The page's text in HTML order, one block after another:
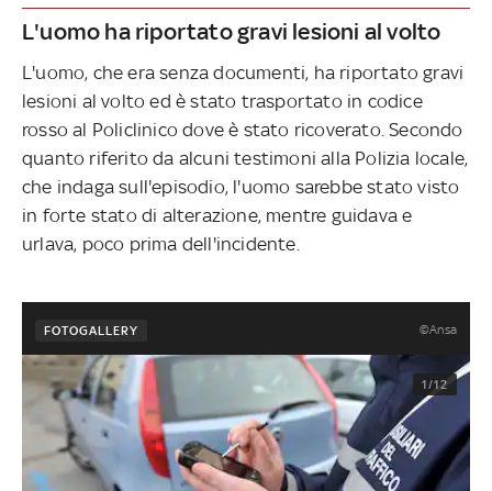
L'uomo ha riportato gravi lesioni al volto
L'uomo, che era senza documenti, ha riportato gravi
lesioni al volto ed è stato trasportato in codice
rosso al Policlinico dove è stato ricoverato. Secondo
quanto riferito da alcuni testimoni alla Polizia locale,
che indaga sull'episodio, l'uomo sarebbe stato visto
in forte stato di alterazione, mentre guidava e
urlava, poco prima dell'incidente.
FOTOGALLERY ©Ansa
1/12